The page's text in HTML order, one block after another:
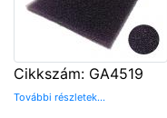
Cikkszám: GA4519
További részletek...